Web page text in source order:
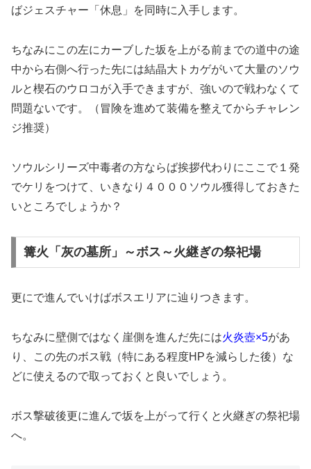
ばジェスチャー「休息」を同時に入手します。
ちなみにこの左にカーブした坂を上がる前までの道中の途
中から右側へ行った先には結晶大トカゲがいて大量のソウ
ルと楔石のウロコが入手できますが、強いので戦わなくて
問題ないです。（冒険を進めて装備を整えてからチャレン
ジ推奨）
ソウルシリーズ中毒者の方ならば挨拶代わりにここで１発
でケリをつけて、いきなり４０００ソウル獲得しておきた
いところでしょうか？
篝火「灰の墓所」～ボス～火継ぎの祭祀場
更にで進んでいけばボスエリアに辿りつきます。
ちなみに壁側ではなく崖側を進んだ先には火炎壺×5があ
り、この先のボス戦（特にある程度HPを減らした後）な
どに使えるので取っておくと良いでしょう。
ボス撃破後更に進んで坂を上がって行くと火継ぎの祭祀場
へ。